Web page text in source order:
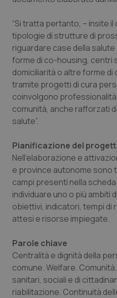
“Si tratta pertanto, – insite
tipologie di strutture di
riguardare case della
forme di co-housing, centri
domiciliarità o altre forme
tramite progetti di cura
coinvolgono
comunità, anche rafforzati
salute”.
Pianificazione del
Nell'elaborazione e
e province autonome sono
campi presenti nella
individuare uno o più ambiti
obiettivi, indicatori, tempi di
attesi e risorse impiegate.
Parole chiave
Centralità e dignità della
comune. Welfare.
sanitari, sociali e di
riabilitazione. Continuità